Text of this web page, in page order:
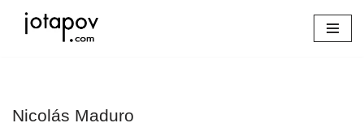
Nicolás Maduro